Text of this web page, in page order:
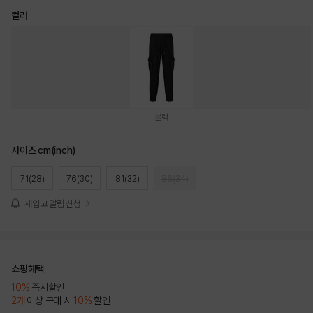
컬러
블랙
사이즈 cm(inch)
71(28) 76(30) 81(32)
재입고 알림 신청
쇼핑혜택
10% 즉시할인
2개 이상 구매 시10% 할인